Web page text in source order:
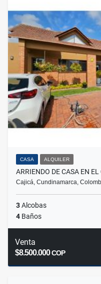
CASA ALQUILER
ARRIENDO DE CASA EN
Cajicá, Cundinamarca,
3Alcobas
4 Baños
Venta
$8.500.000COP